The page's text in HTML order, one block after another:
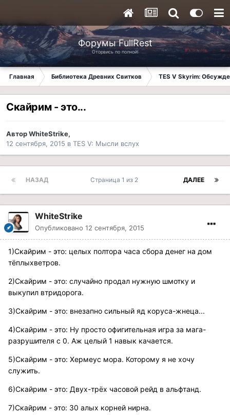
Форумы FullRest
Оторвись по полной!
Главная Библиотека Древних Свитков TES V Skyrim:
Скайрим - это...
АвторWhiteStrike,
12 сентября, 2015 в TES V: Мысли вслух
НАЗАД ДАЛЕЕ
Страница 1 из 2
WhiteStrike
Опубликовано 12 сентября, 2015
1)Скайрим - это: целых полтора часа сбора денег на дом
тёплыхветров.
2)Скайрим - это: случайно продал нужную шмотку и
выкупил втридорога.
3)Скайрим - это: внезапно сильный яд коруса-жнеца...
4)Скайрим - это: Ну просто офигительная игра за мага-
разрушителя с 0. Аж целый 1 навык качается.
5)Скайрим - это: Хермеус мора. Которому я не хочу
служить.
6)Скайрим - это: Двух-трёх часовой рейд в альфтанд.
7)Скайрим - это: 30 алых корней нирна.